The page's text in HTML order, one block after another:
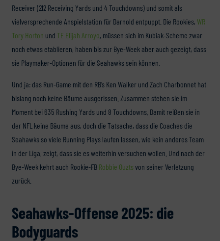
Receiver (212 Receiving Yards und 4 Touchdowns) und somit als
vielversprechende Anspielstation für Darnold entpuppt. Die Rookies, WR
Tory Horton und TE Elijah Arroyo, müssen sich im Kubiak-Scheme zwar
noch etwas etablieren, haben bis zur Bye-Week aber auch gezeigt, dass
sie Playmaker-Optionen für die Seahawks sein können.
Und ja: das Run-Game mit den RB’s Ken Walker und Zach Charbonnet hat
bislang noch keine Bäume ausgerissen. Zusammen stehen sie im
Moment bei 635 Rushing Yards und 8 Touchdowns. Damit reißen sie in
der NFL keine Bäume aus, doch die Tatsache, dass die Coaches die
Seahawks so viele Running Plays laufen lassen, wie kein anderes Team
in der Liga, zeigt, dass sie es weiterhin versuchen wollen. Und nach der
Bye-Week kehrt auch Rookie-FB Robbie Ouztsvon seiner Verletzung
zurück.
Seahawks-Offense 2025: die
Bodyguards